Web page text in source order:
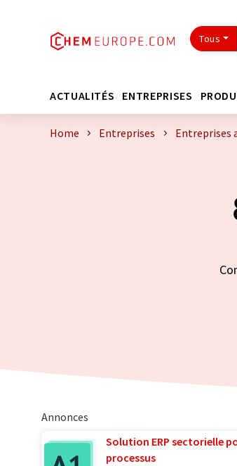
Tous
ACTUALITÉS ENTREPRISES
Home Entreprises Entreprises
Annonces
Solution ERP sectorielle
processus